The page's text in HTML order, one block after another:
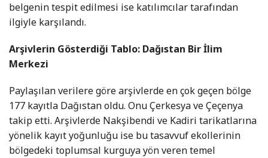
belgenin tespit edilmesi ise katılımcılar tarafından
ilgiyle karşılandı.
Arşivlerin Gösterdiği Tablo: Dağıstan Bir İlim
Merkezi
Paylaşılan verilere göre arşivlerde en çok geçen bölge
177 kayıtla Dağıstan oldu. Onu Çerkesya ve Çeçenya
takip etti. Arşivlerde Nakşibendi ve Kadiri tarikatlarına
yönelik kayıt yoğunluğu ise bu tasavvuf ekollerinin
bölgedeki toplumsal kurguya yön veren temel